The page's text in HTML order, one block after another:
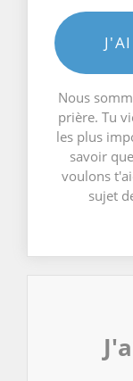
Nous
prière. Tu
les plus
savoir
voulons
sujet